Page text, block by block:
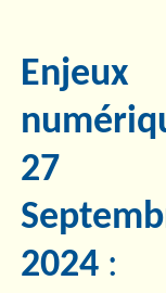
Enjeux
27
2024 :